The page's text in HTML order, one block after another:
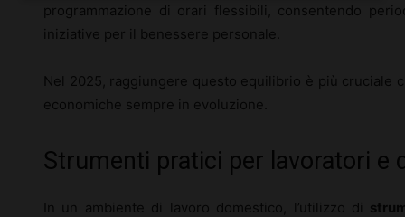
programmazione di orari flessibili, consentendo
iniziative per il benessere personale.
Nel 2025, raggiungere questo equilibrio è più cruciale
economiche sempre in evoluzione.
Strumenti pratici per lavoratori e
In un ambiente di lavoro domestico, l’utilizzo di